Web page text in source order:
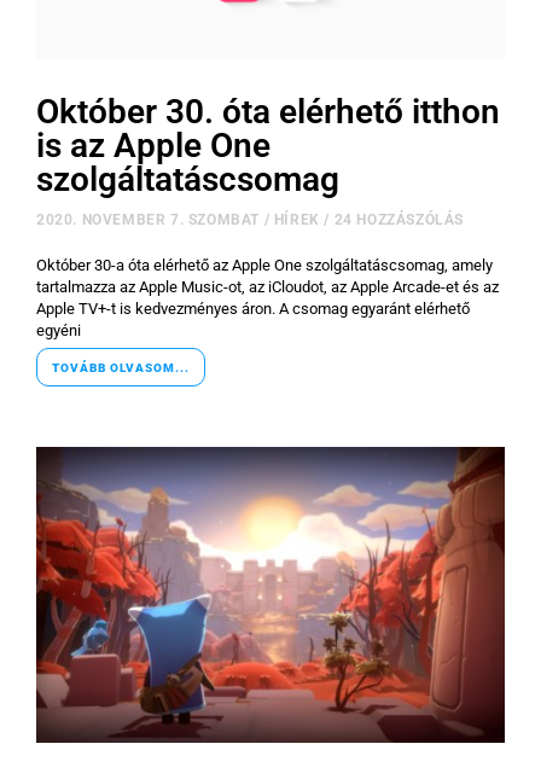
Október 30. óta elérhető itthon
is az Apple One
szolgáltatáscsomag
2020. NOVEMBER 7. SZOMBAT / HÍREK / 24 HOZZÁSZÓLÁS
Október 30-a óta elérhető az Apple One szolgáltatáscsomag, amely
tartalmazza az Apple Music-ot, az iCloudot, az Apple Arcade-et és az
Apple TV+-t is kedvezményes áron. A csomag egyaránt elérhető
egyéni
TOVÁBB OLVASOM...